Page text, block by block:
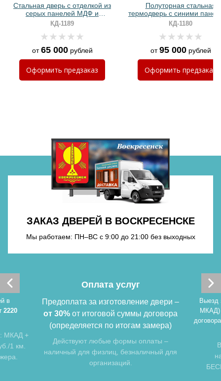
Хочу такую
Хочу такую
Стальная дверь с отделкой из
серых панелей МДФ и
биометрическим замком
КД-1189
от65 000рублей
Оформить предзаказ
Полуторная стальная
термодверь с синими
МДФ RAL и ручкой с
подсветкой
КД-1180
от95 000рублей
Оформить предзаказ
ЗАКАЗ ДВЕРЕЙ В ВОСКРЕСЕНСКЕ
Мы работаем: ПН–ВС с 9:00 до 21:00 без выходных
в
2220
МКАД +
1 км.
Оплата услуг
Предоплата за изготовление двери –
от 30% от итоговой суммы договора
(определяется по итогам замера)
Действуют любые формы оплаты –
наличный для физлиц, безналичный для
организаций.
Выезд